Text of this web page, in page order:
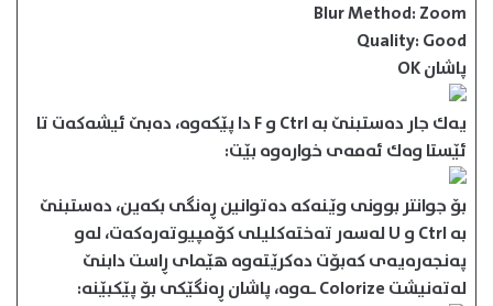
Blur Method: Zoom
Quality: Good
پاشان OK
یه‌ك جار ده‌ستبنێ به‌ Ctrl و F دا پێكه‌وه‌، ده‌بێ ئیشه‌كه‌ت تا
ئێستا وه‌ك ئه‌مه‌ی خواره‌وه‌ بێت:
بۆ جوانتر بوونی وێنه‌كه‌ ده‌توانین ڕه‌نگی بكه‌ین، ده‌ستبنێ
به‌ Ctrl و U له‌سه‌ر ته‌خته‌كلیلی كۆمپیوته‌ره‌كه‌ت، له‌و
په‌نجه‌ره‌یه‌ی كه‌بۆت ده‌كرێته‌وه‌ هێمای ڕاست دابنێ
له‌ته‌نیشت Colorize ـه‌وه‌، پاشان ڕه‌نگێكی بۆ پێكبێنه‌: